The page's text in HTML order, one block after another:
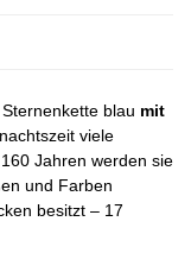
blau mit
viele
Jahren werden sie
und Farben
besitzt – 17